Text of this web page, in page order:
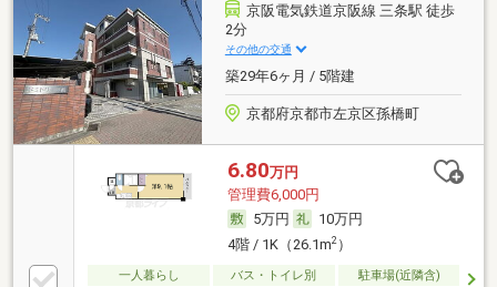
京阪電気鉄道京阪線 三条駅 徒歩
2分
その他の交通
築29年6ヶ月 / 5階建
京都府京都市左京区孫橋町
6.80万円
管理費6,000円
5万円
10万円
4階 / 1K（26.1m2）
一人暮らし バス・トイレ別 駐車場(近隣含)